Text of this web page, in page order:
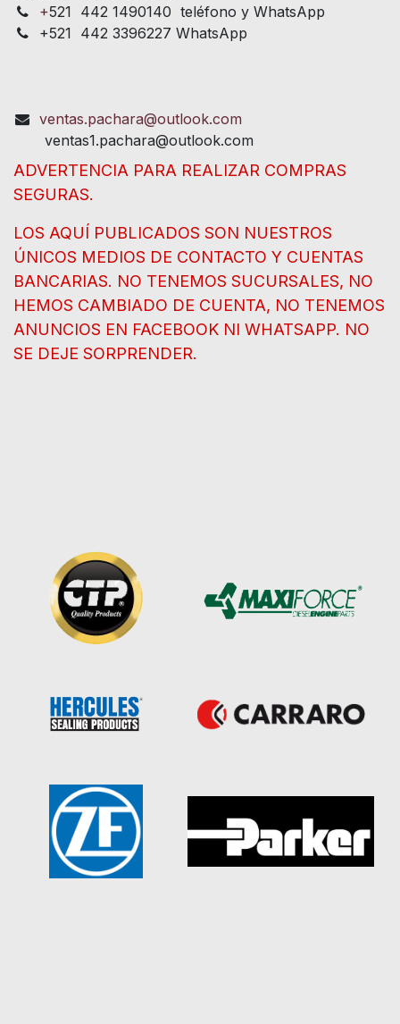
+521 442 1490140 teléfono y WhatsApp
+521 442 3396227 WhatsApp
ventas.pachara@outlook.com
ventas1.pachara@outlook.com
ADVERTENCIA PARA REALIZAR COMPRAS
SEGURAS.
LOS AQUÍ PUBLICADOS SON NUESTROS
ÚNICOS MEDIOS DE CONTACTO Y CUENTAS
BANCARIAS. NO TENEMOS SUCURSALES, NO
HEMOS CAMBIADO DE CUENTA, NO TENEMOS
ANUNCIOS EN FACEBOOK NI WHATSAPP. NO
SE DEJE SORPRENDER.